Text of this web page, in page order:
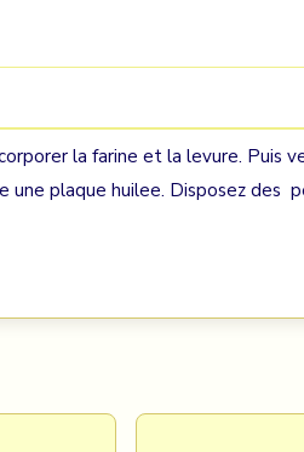
la farine et la levure. Puis
une plaque huilee. Disposez